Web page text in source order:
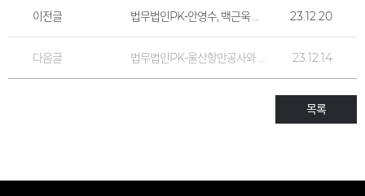
이전글 법무법인PK-안영수, 백근욱 자문위원 위촉패 전달 23.12.20
다음글 법무법인PK-울산항만공사와 법률고문계약 체결 23.12.14
목록